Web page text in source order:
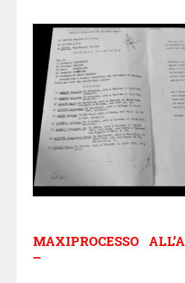
MAXIPROCESSO
–